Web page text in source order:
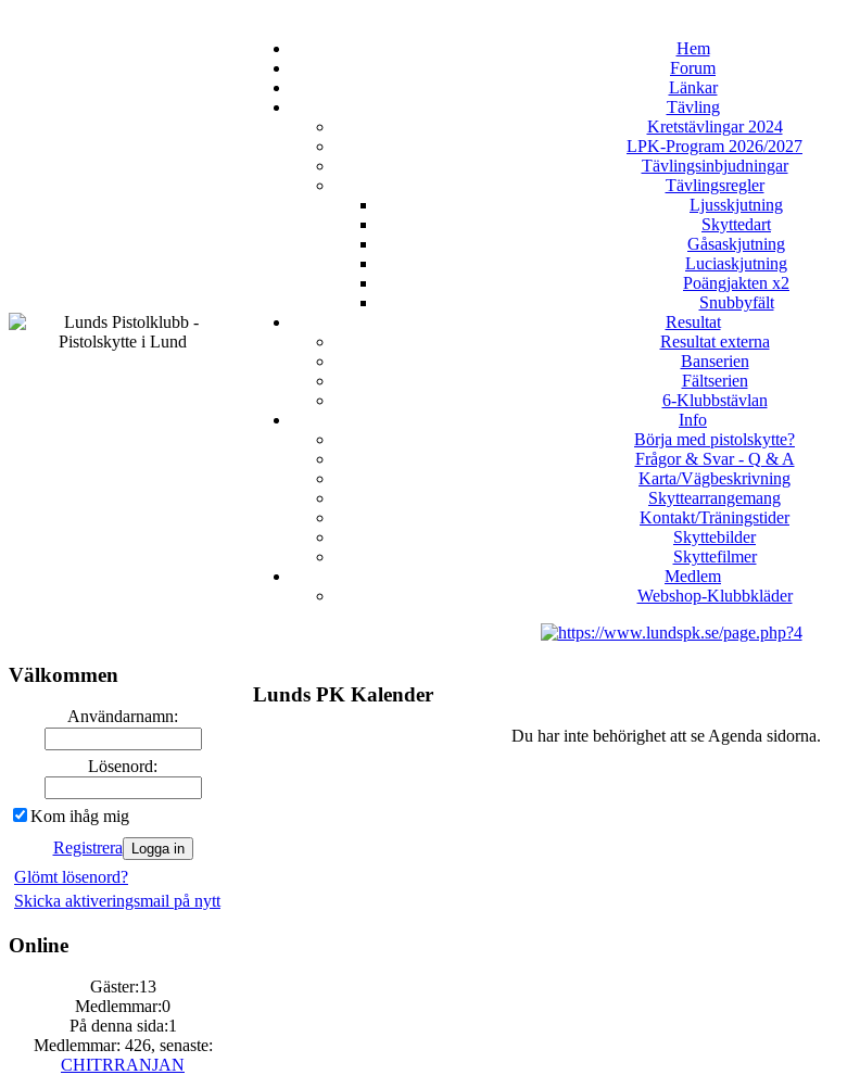
Hem
Forum
Länkar
Tävling
Kretstävlingar 2024
LPK-Program 2026/2027
Tävlingsinbjudningar
Tävlingsregler
Ljusskjutning
Skyttedart
Gåsaskjutning
Luciaskjutning
Poängjakten x2
Snubbyfält
Resultat
Resultat externa
Banserien
Fältserien
6-Klubbstävlan
Info
Börja med pistolskytte?
Frågor & Svar - Q & A
Karta/Vägbeskrivning
Skyttearrangemang
Kontakt/Träningstider
Skyttebilder
Skyttefilmer
Medlem
Webshop-Klubbkläder
Välkommen
Användarnamn:
Lösenord:
Kom ihåg mig
Registrera
Glömt lösenord?
Skicka aktiveringsmail på nytt
Online
Gäster:13
Medlemmar:0
På denna sida:1
Medlemmar: 426, senaste:
CHITRRANJAN
Lunds PK Kalender
Du har inte behörighet att se Agenda sidorna.